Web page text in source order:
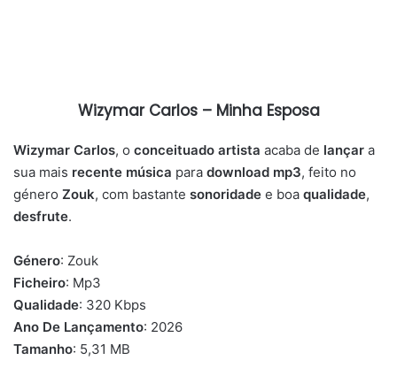
Wizymar Carlos – Minha Esposa
Wizymar Carlos, o conceituado artista acaba de lançar a
sua mais recente música para download mp3, feito no
género Zouk, com bastante sonoridade e boa qualidade,
desfrute.
Género: Zouk
Ficheiro: Mp3
Qualidade: 320 Kbps
Ano De Lançamento: 2026
Tamanho: 5,31 MB